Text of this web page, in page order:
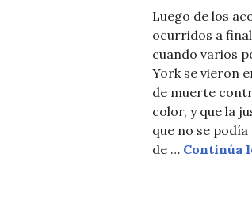
Luego de los
ocurridos a
cuando varios
York se vieron
de muerte
color, y que la
que no se
de … Continúa